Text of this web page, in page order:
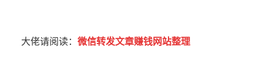
大佬请阅读： 微信转发文章赚钱网站整理